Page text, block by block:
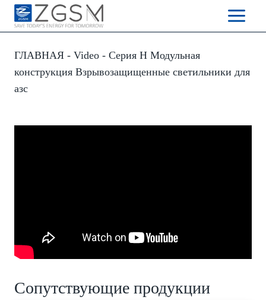
Skip
ГЛАВНАЯ - Video - Серия H Модульная
конструкция Взрывозащищенные светильники для
азс
Сопутствующие продукции